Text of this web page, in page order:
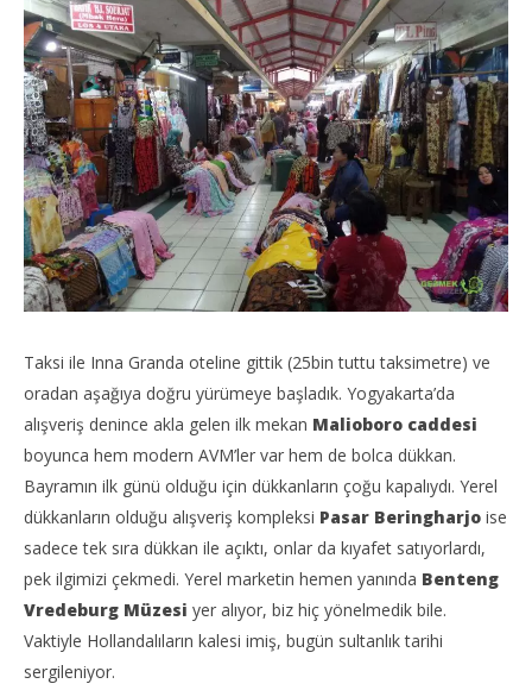
Taksi ile Inna Granda oteline gittik (25bin tuttu taksimetre) ve
oradan aşağıya doğru yürümeye başladık. Yogyakarta’da
alışveriş denince akla gelen ilk mekan Malioboro caddesi
boyunca hem modern AVM’ler var hem de bolca dükkan.
Bayramın ilk günü olduğu için dükkanların çoğu kapalıydı. Yerel
dükkanların olduğu alışveriş kompleksi Pasar Beringharjo ise
sadece tek sıra dükkan ile açıktı, onlar da kıyafet satıyorlardı,
pek ilgimizi çekmedi. Yerel marketin hemen yanında Benteng
Vredeburg Müzesi yer alıyor, biz hiç yönelmedik bile.
Vaktiyle Hollandalıların kalesi imiş, bugün sultanlık tarihi
sergileniyor.